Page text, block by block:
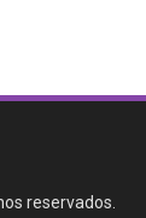
reservados.